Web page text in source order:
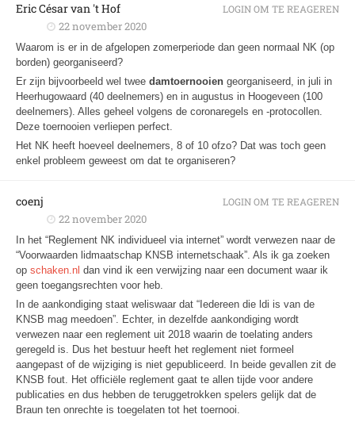
Eric César van 't Hof
22 november 2020
Waarom is er in de afgelopen zomerperiode dan geen normaal NK (op
borden) georganiseerd?
Er zijn bijvoorbeeld wel twee damtoernooien georganiseerd, in juli in
Heerhugowaard (40 deelnemers) en in augustus in Hoogeveen (100
deelnemers). Alles geheel volgens de coronaregels en -protocollen.
Deze toernooien verliepen perfect.
Het NK heeft hoeveel deelnemers, 8 of 10 ofzo? Dat was toch geen
enkel probleem geweest om dat te organiseren?
LOGIN OM TE REAGEREN
coenj
22 november 2020
In het “Reglement NK individueel via internet” wordt verwezen naar de
“Voorwaarden lidmaatschap KNSB internetschaak”. Als ik ga zoeken
op schaken.nl dan vind ik een verwijzing naar een document waar ik
geen toegangsrechten voor heb.
In de aankondiging staat weliswaar dat “Iedereen die ldi is van de
KNSB mag meedoen”. Echter, in dezelfde aankondiging wordt
verwezen naar een reglement uit 2018 waarin de toelating anders
geregeld is. Dus het bestuur heeft het reglement niet formeel
aangepast of de wijziging is niet gepubliceerd. In beide gevallen zit de
KNSB fout. Het officiële reglement gaat te allen tijde voor andere
publicaties en dus hebben de teruggetrokken spelers gelijk dat de
Braun ten onrechte is toegelaten tot het toernooi.
LOGIN OM TE REAGEREN